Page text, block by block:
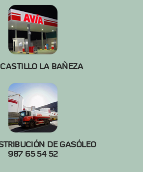
CASTILLO LA BAÑEZA
DE GASÓLEO
987 65 54 52